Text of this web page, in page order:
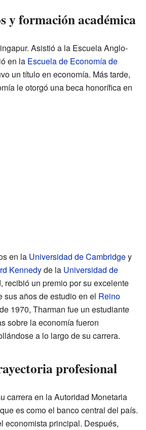
y formación académica
Asistió a la Escuela Anglo-
en la Escuela de Economía de
un título en economía. Más tarde,
le otorgó una beca honorífica en
en la Universidad de Cambridgey
Kennedyde la Universidad de
recibió un premio por su excelente
sus años de estudio en el Reino
1970, Tharman fue un estudiante
sobre la economía fueron
a lo largo de su carrera.
profesional
carrera en la Autoridad Monetaria
es como el banco central del país.
economista principal. Después,